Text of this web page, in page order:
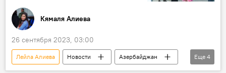
Кямаля Алиева
26 сентября 2023, 03:00
Лейла Алиева Новости
Азербайджан
Еще 4